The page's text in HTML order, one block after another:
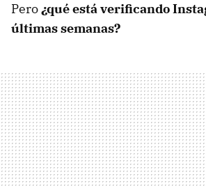
Pero¿qué está verificando
últimas semanas?